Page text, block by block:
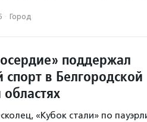
· Город
поддержал
в Белгородской
«Кубок стали» по